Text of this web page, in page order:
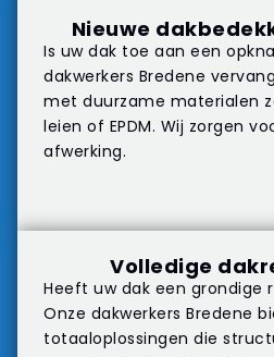
Nieuwe
Is uw dak toe aan een
dakwerkers Bredene
met duurzame materialen
leien of EPDM. Wij zorgen
afwerking.
Volledige
Heeft uw dak een grondige
Onze dakwerkers Bredene
totaaloplossingen die